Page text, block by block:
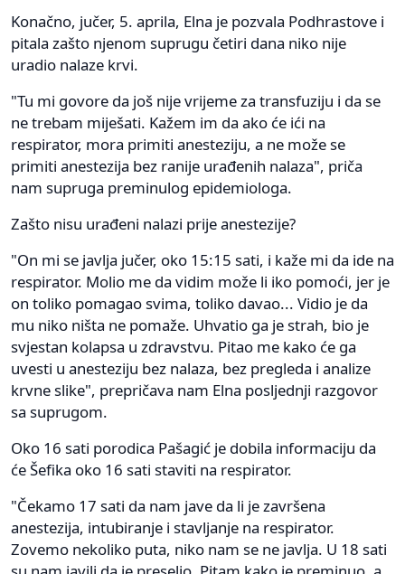
Konačno, jučer, 5. aprila, Elna je pozvala Podhrastove i
pitala zašto njenom suprugu četiri dana niko nije
uradio nalaze krvi.
"Tu mi govore da još nije vrijeme za transfuziju i da se
ne trebam miješati. Kažem im da ako će ići na
respirator, mora primiti anesteziju, a ne može se
primiti anestezija bez ranije urađenih nalaza", priča
nam supruga preminulog epidemiologa.
Zašto nisu urađeni nalazi prije anestezije?
"On mi se javlja jučer, oko 15:15 sati, i kaže mi da ide na
respirator. Molio me da vidim može li iko pomoći, jer je
on toliko pomagao svima, toliko davao... Vidio je da
mu niko ništa ne pomaže. Uhvatio ga je strah, bio je
svjestan kolapsa u zdravstvu. Pitao me kako će ga
uvesti u anesteziju bez nalaza, bez pregleda i analize
krvne slike", prepričava nam Elna posljednji razgovor
sa suprugom.
Oko 16 sati porodica Pašagić je dobila informaciju da
će Šefika oko 16 sati staviti na respirator.
"Čekamo 17 sati da nam jave da li je završena
anestezija, intubiranje i stavljanje na respirator.
Zovemo nekoliko puta, niko nam se ne javlja. U 18 sati